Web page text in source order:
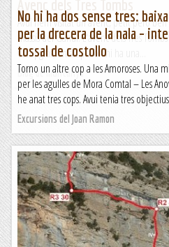
Avui hem visitat un avenc, petit però
massís del Garraf. L'avenc dels Tres
Campgràs, un altiplà on hi ha una...
Blog de muntanya
No hi ha dos sense tres:
per la drecera de la nala –
tossal de costollo
Torno un altre cop a les Amoroses. Una
per les agulles de Mora Comtal – Les
he anat tres cops. Avui tenia tres
Excursions del Joan Ramon